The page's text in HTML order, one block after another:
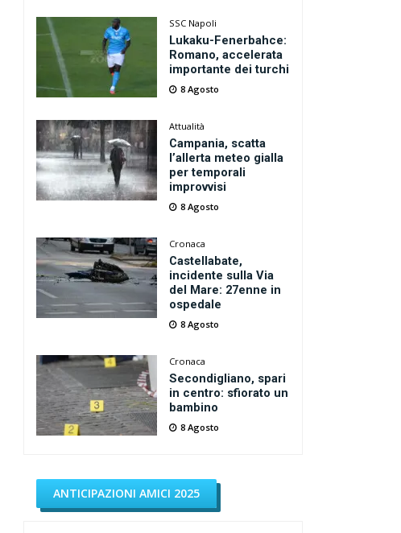
SSC Napoli
Lukaku-Fenerbahce:
Romano, accelerata
importante dei turchi
8 Agosto
Attualità
Campania, scatta
l’allerta meteo gialla
per temporali
improvvisi
8 Agosto
Cronaca
Castellabate,
incidente sulla Via
del Mare: 27enne in
ospedale
8 Agosto
Cronaca
Secondigliano, spari
in centro: sfiorato un
bambino
8 Agosto
ANTICIPAZIONI AMICI 2025